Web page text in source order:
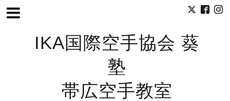
IKA国際空手協会 葵
塾
帯広空手教室